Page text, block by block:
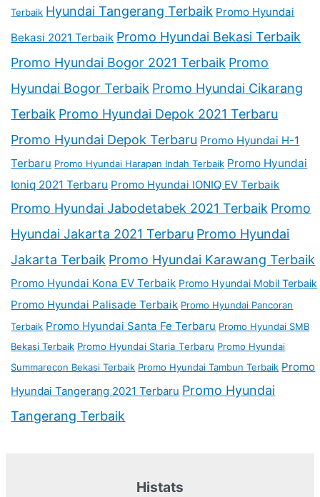
Terbaik Hyundai Tangerang Terbaik Promo Hyundai
Bekasi 2021 Terbaik Promo Hyundai Bekasi Terbaik
Promo Hyundai Bogor 2021 Terbaik Promo
Hyundai Bogor Terbaik Promo Hyundai Cikarang
Terbaik Promo Hyundai Depok 2021 Terbaru
Promo Hyundai Depok Terbaru Promo Hyundai H-1
Terbaru Promo Hyundai Harapan Indah Terbaik Promo Hyundai
Ioniq 2021 Terbaru Promo Hyundai IONIQ EV Terbaik
Promo Hyundai Jabodetabek 2021 Terbaik Promo
Hyundai Jakarta 2021 Terbaru Promo Hyundai
Jakarta Terbaik Promo Hyundai Karawang Terbaik
Promo Hyundai Kona EV Terbaik Promo Hyundai Mobil Terbaik
Promo Hyundai Palisade Terbaik Promo Hyundai Pancoran
Terbaik Promo Hyundai Santa Fe Terbaru Promo Hyundai SMB
Bekasi Terbaik Promo Hyundai Staria Terbaru Promo Hyundai
Summarecon Bekasi Terbaik Promo Hyundai Tambun Terbaik Promo
Hyundai Tangerang 2021 Terbaru Promo Hyundai
Tangerang Terbaik
Histats